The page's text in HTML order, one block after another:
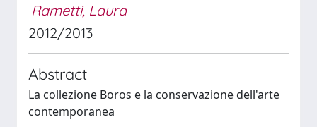
Rametti, Laura
2012/2013
Abstract
La collezione Boros e la conservazione dell'arte
contemporanea